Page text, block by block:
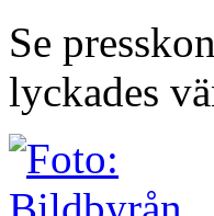
Se
lyckades